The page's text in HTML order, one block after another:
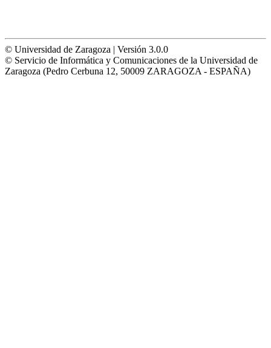
© Universidad de Zaragoza | Versión 3.0.0
© Servicio de Informática y Comunicaciones de la Universidad de
Zaragoza (Pedro Cerbuna 12, 50009 ZARAGOZA - ESPAÑA)